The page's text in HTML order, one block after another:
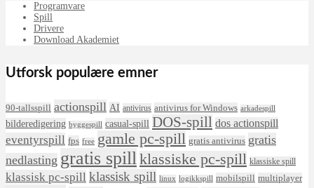
Programvare
Spill
Drivere
Download Akademiet
Utforsk populære emner
90-tallsspill actionspill AI antivirus antivirus for Windows arkadespill
bilderedigering byggespill casual-spill DOS-spill dos actionspill
eventyrspill fps free gamle pc-spill gratis antivirus gratis
nedlasting gratis spillklassiske pc-spill klassiske spill
klassisk pc-spill klassisk spill linux logikkspill mobilspill multiplayer